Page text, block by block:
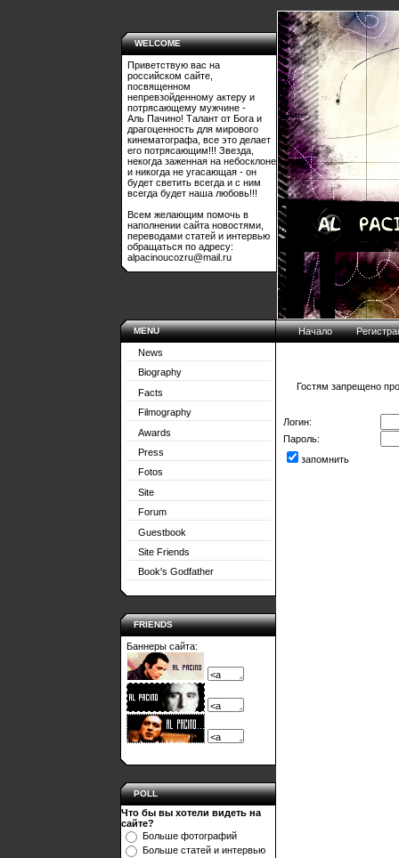
WELCOME
Приветствую вас на
российском сайте,
посвященном
непревзойденному актеру и
потрясающему мужчине -
Аль Пачино! Талант от Бога и
драгоценность для мирового
кинематографа, все это делает
его потрясающим!!! Звезда,
некогда заженная на небосклоне
и никогда не угасающая - он
будет светить всегда и с ним
всегда будет наша любовь!!!
Всем желающим помочь в
наполнении сайта новостями,
переводами статей и интервью
обращаться по адресу:
alpacinoucozru@mail.ru
MENU
News
Biography
Facts
Filmography
Awards
Press
Fotos
Site
Forum
Guestbook
Site Friends
Book's Godfather
FRIENDS
Баннеры сайта:
POLL
Что бы вы хотели видеть на
сайте?
Больше фотографий
Больше статей и интервью
Начало
Гостям запрещено
Логин:
Пароль:
запомнить